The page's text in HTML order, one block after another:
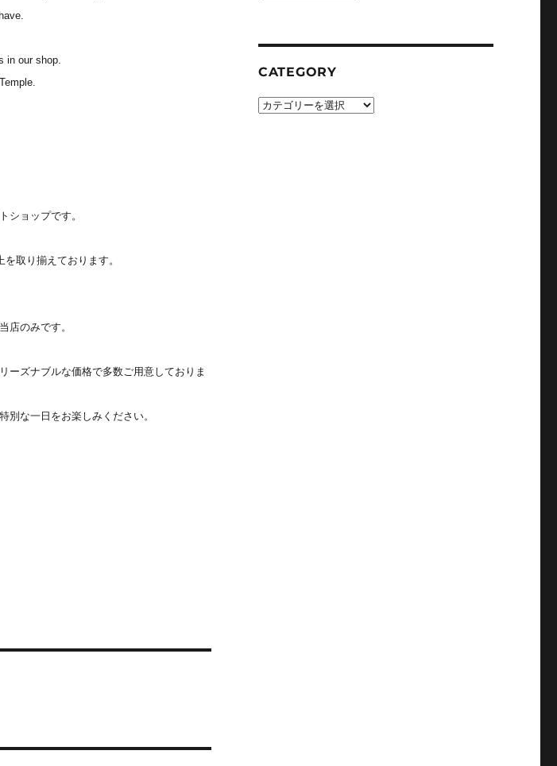
in our shop.
ショップです。
取り揃えております。
店のみです。
ーズナブルな価格で多数ご用意しておりま
別な一日をお楽しみください。
CATEGORY
CATEGORY